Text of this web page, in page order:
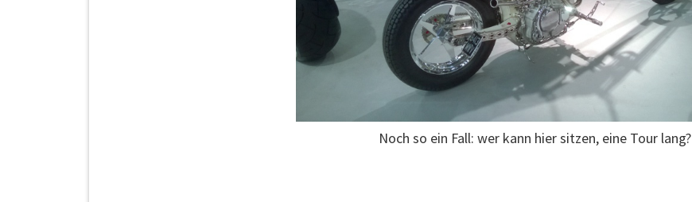
Noch so ein Fall: wer kann hier sitzen, eine Tour lang?